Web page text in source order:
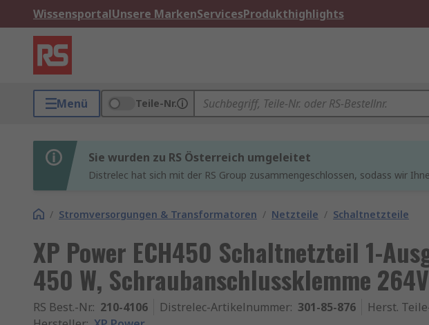
WissensportalUnsere MarkenServicesProdukthighlights
Menü Teile-Nr.
Sie wurden zu RS Österreich umgeleitet
Distrelec hat sich mit der RS Group zusammengeschlossen, sodass wir
/ Stromversorgungen & Transformatoren / Netzteile / Schaltnetzteile
XP Power ECH450 Schaltnetzteil 1-
450 W, Schraubanschlussklemme
RS Best.-Nr.: 210-4106 Distrelec-Artikelnummer: 301-85-876 Herst.